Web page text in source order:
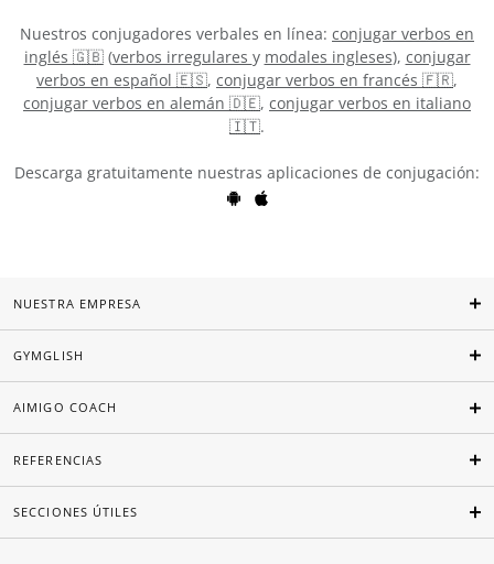
Nuestros conjugadores verbales en línea: conjugar verbos en
inglés 🇬🇧(verbos irregulares y modales ingleses), conjugar
verbos en español 🇪🇸, conjugar verbos en francés 🇫🇷,
conjugar verbos en alemán 🇩🇪, conjugar verbos en italiano
🇮🇹.
Descarga gratuitamente nuestras aplicaciones de conjugación:
NUESTRA EMPRESA
GYMGLISH
AIMIGO COACH
REFERENCIAS
SECCIONES ÚTILES